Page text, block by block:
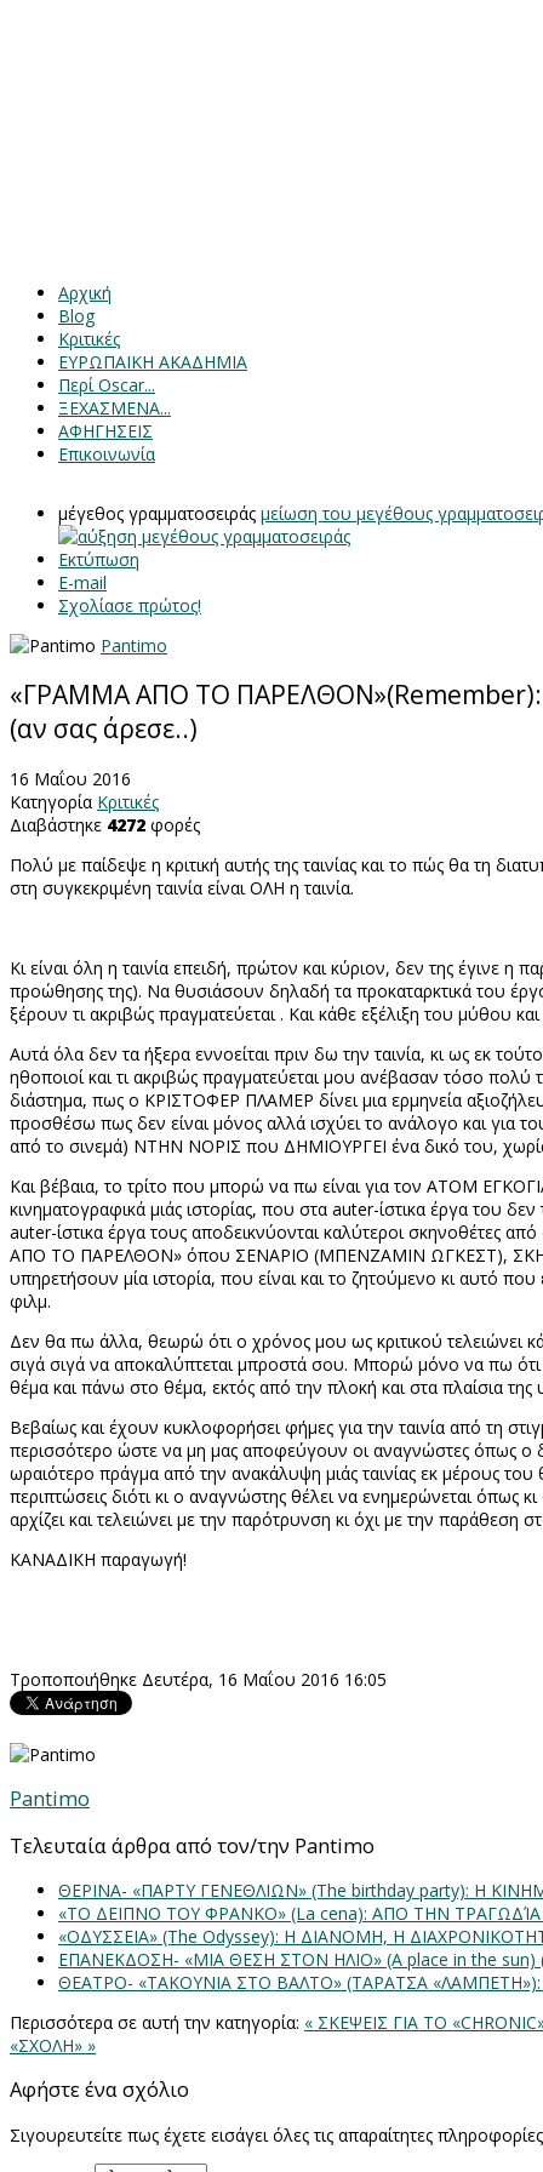
Αρχική
Blog
Κριτικές
ΕΥΡΩΠΑΙΚΗ ΑΚΑΔΗΜΙΑ
Περί Oscar...
ΞΕΧΑΣΜΕΝΑ...
ΑΦΗΓΗΣΕΙΣ
Επικοινωνία
μέγεθος γραμματοσειράς μείωση του μεγέθους
Εκτύπωση
E-mail
Σχολίασε πρώτος!
Pantimo
«ΓΡΑΜΜΑ ΑΠΟ ΤΟ ΠΑΡΕΛΘΟΝ»(Remember):
(αν σας άρεσε..)
16 Μαΐου 2016
Κατηγορία Κριτικές
Διαβάστηκε 4272 φορές
Πολύ με παίδεψε η κριτική αυτής της ταινίας και το πώς θα τη
στη συγκεκριμένη ταινία είναι ΟΛΗ η ταινία.
Κι είναι όλη η ταινία επειδή, πρώτον και κύριον, δεν της έγινε η
προώθησης της). Να θυσιάσουν δηλαδή τα προκαταρκτικά του
ξέρουν τι ακριβώς πραγματεύεται . Και κάθε εξέλιξη του μύθου
Αυτά όλα δεν τα ήξερα εννοείται πριν δω την ταινία, κι ως εκ
ηθοποιοί και τι ακριβώς πραγματεύεται μου ανέβασαν τόσο
διάστημα, πως ο ΚΡΙΣΤΟΦΕΡ ΠΛΑΜΕΡ δίνει μια ερμηνεία
προσθέσω πως δεν είναι μόνος αλλά ισχύει το ανάλογο και
από το σινεμά) ΝΤΗΝ ΝΟΡΙΣ που ΔΗΜΙΟΥΡΓΕΙ ένα δικό του,
Και βέβαια, το τρίτο που μπορώ να πω είναι για τον ΑΤΟΜ
κινηματογραφικά μιάς ιστορίας, που στα auter-ίστικα έργα του
auter-ίστικα έργα τους αποδεικνύονται καλύτεροι σκηνοθέτες
ΑΠΟ ΤΟ ΠΑΡΕΛΘΟΝ» όπου ΣΕΝΑΡΙΟ (ΜΠΕΝΖΑΜΙΝ ΩΓΚΕΣΤ),
υπηρετήσουν μία ιστορία, που είναι και το ζητούμενο κι αυτό
φιλμ.
Δεν θα πω άλλα, θεωρώ ότι ο χρόνος μου ως κριτικού τελειώνει
σιγά σιγά να αποκαλύπτεται μπροστά σου. Μπορώ μόνο να πω ότι
θέμα και πάνω στο θέμα, εκτός από την πλοκή και στα πλαίσια
Βεβαίως και έχουν κυκλοφορήσει φήμες για την ταινία από τη
περισσότερο ώστε να μη μας αποφεύγουν οι αναγνώστες όπως ο
ωραιότερο πράγμα από την ανακάλυψη μιάς ταινίας εκ μέρους
περιπτώσεις διότι κι ο αναγνώστης θέλει να ενημερώνεται όπως
αρχίζει και τελειώνει με την παρότρυνση κι όχι με την παράθεση
ΚΑΝΑΔΙΚΗ παραγωγή!
Τροποποιήθηκε Δευτέρα, 16 Μαΐου 2016 16:05
Pantimo
Τελευταία άρθρα από τον/την Pantimo
ΘΕΡΙΝΑ- «ΠΑΡΤΥ ΓΕΝΕΘΛΙΩΝ» (The birthday party): H
«ΤΟ ΔΕΙΠΝΟ ΤΟΥ ΦΡΑΝΚΟ» (La cena): ΑΠΟ ΤΗΝ
«ΟΔΥΣΣΕΙΑ» (The Odyssey): Η ΔΙΑΝΟΜΗ, Η
ΕΠΑΝΕΚΔΟΣΗ- «ΜΙΑ ΘΕΣΗ ΣΤΟΝ ΗΛΙΟ» (Α place in the
ΘΕΑΤΡΟ- «ΤΑΚΟΥΝΙΑ ΣΤΟ ΒΑΛΤΟ» (ΤΑΡΑΤΣΑ
Περισσότερα σε αυτή την κατηγορία: « ΣΚΕΨΕΙΣ ΓΙΑ ΤΟ
«ΣΧΟΛΗ» »
Αφήστε ένα σχόλιο
Σιγουρευτείτε πως έχετε εισάγει όλες τις απαραίτητες